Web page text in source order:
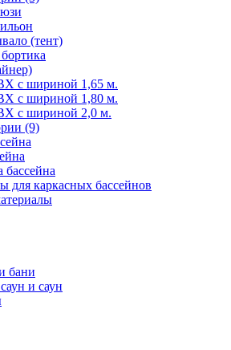
(тент)
с шириной 1,65 м.
с шириной 1,80 м.
с шириной 2,0 м.
(9)
бассейна
для каркасных бассейнов
бани
и саун